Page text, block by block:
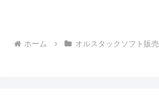
ホーム オルスタックソフト販売